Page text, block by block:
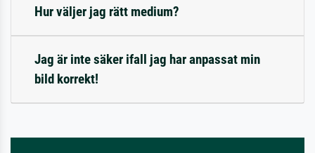
Hur väljer jag rätt medium?
Jag är inte säker ifall jag har anpassat min
bild korrekt!